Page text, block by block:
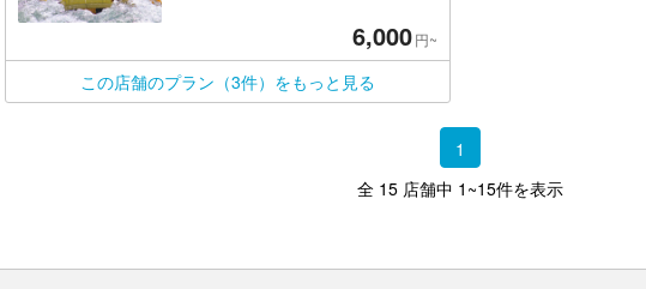
6,000円~
この店舗のプラン（3件）をもっと見る
1
全 15 店舗中 1~15件を表示